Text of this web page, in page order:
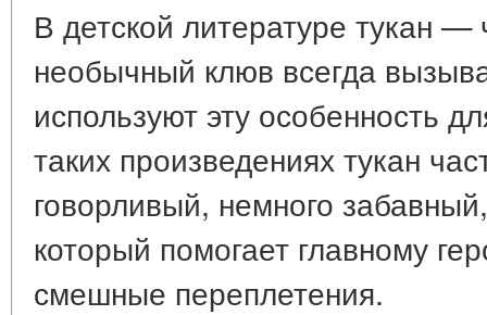
В детской литературе тукан —
необычный клюв всегда
используют эту особенность
таких произведениях тукан
говорливый, немного
который помогает главному
смешные переплетения.